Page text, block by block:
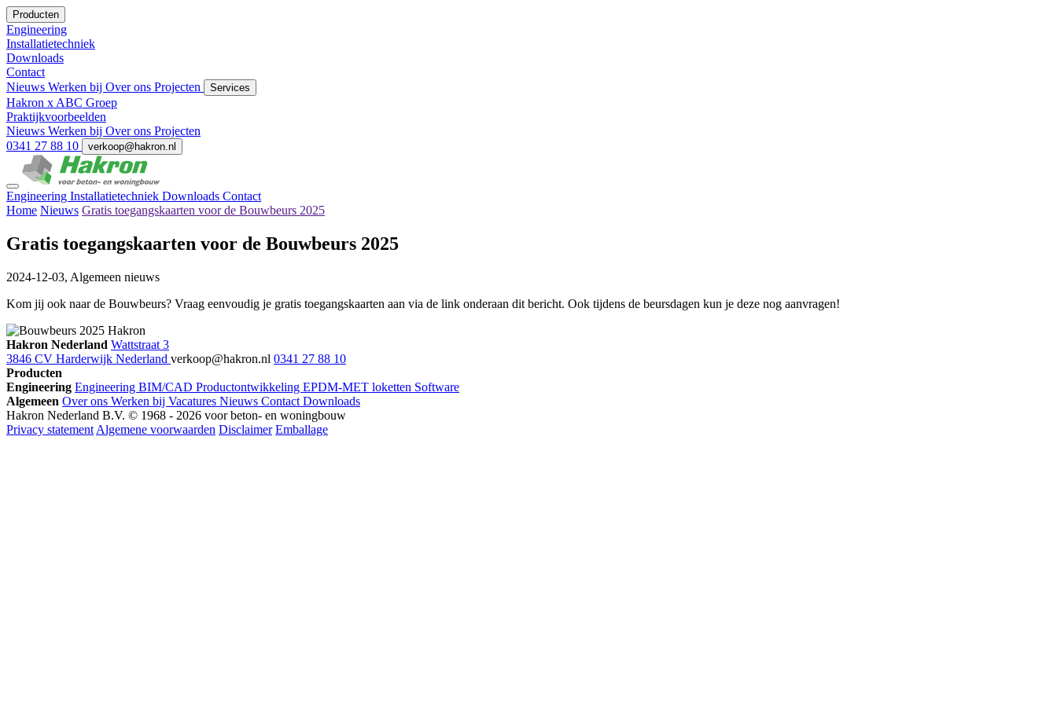
Producten
Engineering
Installatietechniek
Downloads
Contact
Nieuws Werken bij Over ons Projecten Services
Hakron x ABC Groep
Praktijkvoorbeelden
Nieuws Werken bij Over ons Projecten
0341 27 88 10
verkoop@hakron.nl
Engineering Installatietechniek Downloads Contact
Home Nieuws Gratis toegangskaarten voor de Bouwbeurs 2025
Gratis toegangskaarten voor de Bouwbeurs 2025
2024-12-03, Algemeen nieuws
Kom jij ook naar de Bouwbeurs? Vraag eenvoudig je gratis toegangskaarten aan via de link onderaan dit bericht. Ook tijdens de beursdagen kun je deze nog aanvragen!
Hakron Nederland Wattstraat 3
3846 CV Harderwijk Nederland verkoop@hakron.nl 0341 27 88 10
Producten
Engineering Engineering BIM/CAD Productontwikkeling EPDM-MET loketten Software
Algemeen Over ons Werken bij Vacatures Nieuws Contact Downloads
Hakron Nederland B.V. © 1968 - 2026 voor beton- en woningbouw
Privacy statement Algemene voorwaarden Disclaimer Emballage